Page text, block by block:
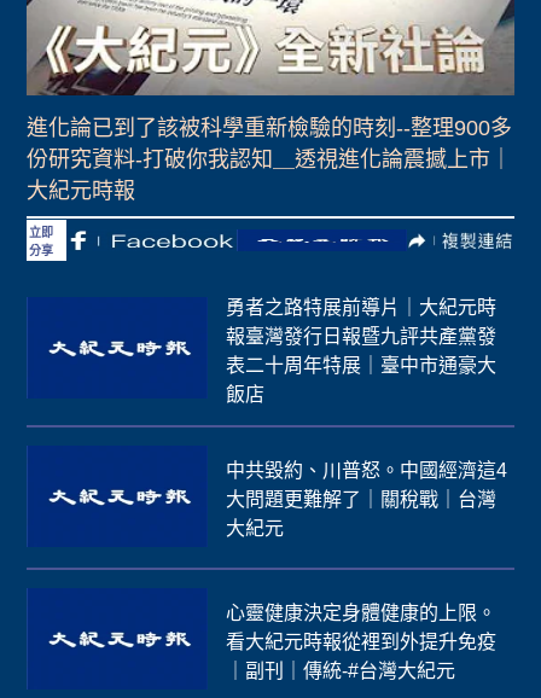
進化論已到了該被科學重新檢驗的時刻--整理900多
份研究資料-打破你我認知＿透視進化論震撼上市｜
大紀元時報
立即
分享
勇者之路特展前導片｜大紀元時
報臺灣發行日報暨九評共產黨發
表二十周年特展｜臺中市通豪大
飯店
中共毀約、川普怒。中國經濟這4
大問題更難解了｜關稅戰｜台灣
大紀元
心靈健康決定身體健康的上限。
看大紀元時報從裡到外提升免疫
｜副刊｜傳統-#台灣大紀元